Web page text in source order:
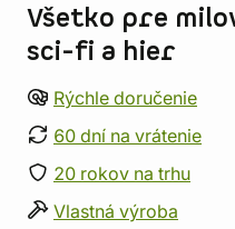
Všetko pre
sci-fi a hier
Rýchle doručenie
60 dní na vrátenie
20 rokov na trhu
Vlastná výroba